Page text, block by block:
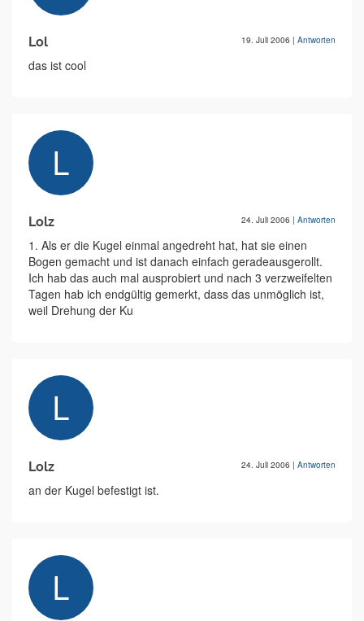
Lol 19. Juli 2006 | Antworten
das ist cool
Lolz 24. Juli 2006 | Antworten
1. Als er die Kugel einmal angedreht hat, hat sie einen
Bogen gemacht und ist danach einfach geradeausgerollt.
Ich hab das auch mal ausprobiert und nach 3 verzweifelten
Tagen hab ich endgültig gemerkt, dass das unmöglich ist,
weil Drehung der Ku
Lolz 24. Juli 2006 | Antworten
an der Kugel befestigt ist.